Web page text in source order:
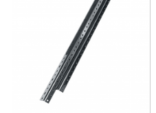
RK-RR4
Pour racks RK-4 et BRK-4
Vendu par paire